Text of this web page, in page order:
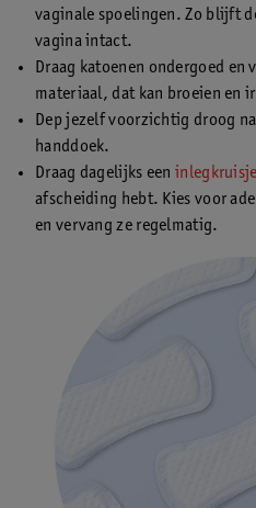
vaginale spoelingen. Zo blijft
vagina intact.
Draag katoenen ondergoed
materiaal, dat kan broeien en
Dep jezelf voorzichtig droog
handdoek.
Draag dagelijks eeninlegkruisje
afscheiding hebt. Kies voor
en vervang ze regelmatig.